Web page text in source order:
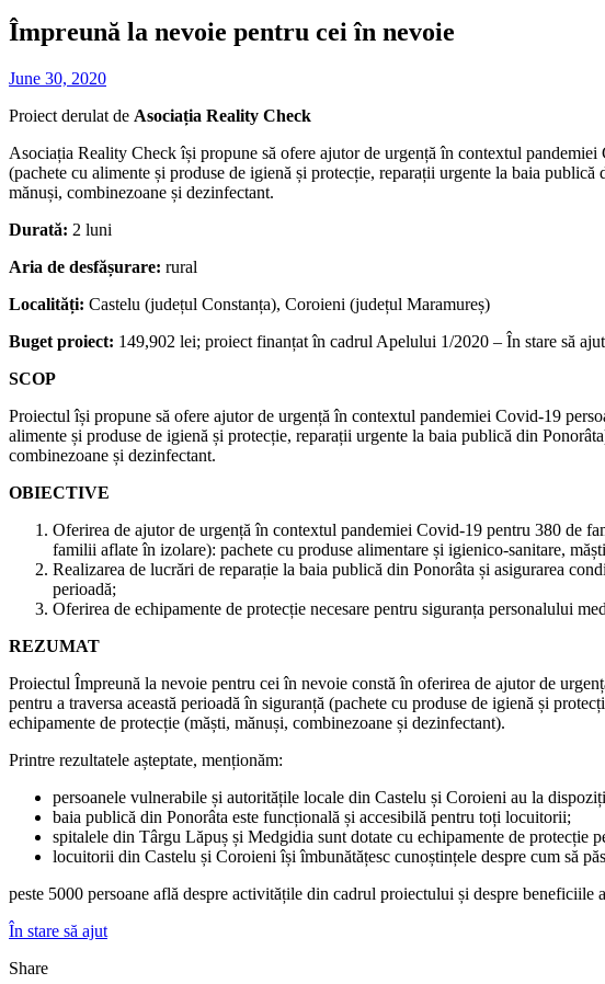
Împreună la nevoie pentru cei în nevoie
June 30, 2020
Proiect derulat de Asociația Reality Check
Asociația Reality Check își propune să ofere ajutor de urgență în contextul
(pachete cu alimente și produse de igienă și protecție, reparații urgente la baia
mănuși, combinezoane și dezinfectant.
Durată: 2 luni
Aria de desfășurare: rural
Localități: Castelu (județul Constanța), Coroieni (județul Maramureș)
Buget proiect: 149,902 lei; proiect finanțat în cadrul Apelului 1/2020 – În stare să ajut
SCOP
Proiectul își propune să ofere ajutor de urgență în contextul pandemiei Covid-19
alimente și produse de igienă și protecție, reparații urgente la baia publică din
combinezoane și dezinfectant.
OBIECTIVE
Oferirea de ajutor de urgență în contextul pandemiei Covid-19 pentru 380 de
familii aflate în izolare): pachete cu produse alimentare și igienico-sanitare,
Realizarea de lucrări de reparație la baia publică din Ponorâta și asigurarea
perioadă;
Oferirea de echipamente de protecție necesare pentru siguranța personalului
REZUMAT
Proiectul Împreună la nevoie pentru cei în nevoie constă în oferirea de ajutor de
pentru a traversa această perioadă în siguranță (pachete cu produse de igienă și
echipamente de protecție (măști, mănuși, combinezoane și dezinfectant).
Printre rezultatele așteptate, menționăm:
persoanele vulnerabile și autoritățile locale din Castelu și Coroieni au la
baia publică din Ponorâta este funcțională și accesibilă pentru toți locuitorii;
spitalele din Târgu Lăpuș și Medgidia sunt dotate cu echipamente de protecție
locuitorii din Castelu și Coroieni își îmbunătățesc cunoștințele despre cum să
peste 5000 persoane află despre activitățile din cadrul proiectului și despre
În stare să ajut
Share